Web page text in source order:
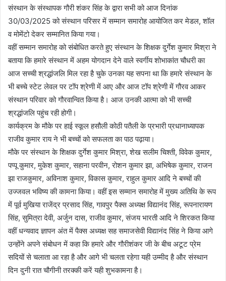
संस्थान के संस्थापक गौरी शंकर सिंह के द्वारा सभी को आज दिनांक
30/03/2025 को संस्थान परिसर में सम्मान समारोह आयोजित कर मेडल, शॉल
व मोमेंटो देकर सम्मानित किया गया।
वहीं सम्मान समारोह को संबोधित करते हुए संस्थान के शिक्षक दुर्गेश कुमार मिश्रा ने
बताया कि हमारे संस्थान में अहम योगदान देने वाले स्वर्गीय शोभाकांत चौधरी का
आज सच्ची श्रद्धांजलि मिल रहा है चुके उनका यह सपना था कि हमारे संस्थान के
भी बच्चे स्टेट लेवल पर टॉप श्रेणी में आए और आज टॉप श्रेणी में गौरव आकर
संस्थान परिवार को गौरवान्वित किया है। आज उनकी आत्मा को भी सच्ची
श्रद्धांजलि पहुंच रही होगी।
कार्यक्रम के मौके पर हाई स्कूल हसौली कोठी पतैली के प्रभारी प्रधानाध्यापक
राजीव कुमार राय ने भी बच्चों को सफलता का पाठ पढ़ाया।
मौके पर संस्थान के शिक्षक दुर्गेश कुमार मिश्रा, शेख सलीम चिश्ती, विवेक कुमार,
पप्पू कुमार, मुकेश कुमार, सहाना परवीन, रोशन कुमार झा, अभिषेक कुमार, राजन
झा राजकुमार, अविनाश कुमार, विकास कुमार, राहुल कुमार आदि ने बच्चों की
उज्जवल भविष्य की कामना किया। वहीं इस सम्मान समारोह में मुख्य अतिथि के रूप
में पूर्व मुखिया राजेंद्र प्रसाद सिंह, गावपुर पैक्स अध्यक्ष विद्यानंद सिंह, रूपनारायण
सिंह, सुमित्रा देवी, अर्जुन दास, राजीव कुमार, संजय भारती आदि ने शिरकत किया
वहीं धन्यवाद ज्ञापन अंत में पैक्स अध्यक्ष सह समाजसेवी विद्यानंद सिंह ने किया आगे
उन्होंने अपने संबोधन में कहा कि हमारे और गौरीशंकर जी के बीच अटूट प्रेम
सदियों से चलाता आ रहा है और आगे भी चलता रहेगा यही उम्मीद है और संस्थान
दिन दुनी रात चौगीनी तरक्की करें यही शुभकामना है।